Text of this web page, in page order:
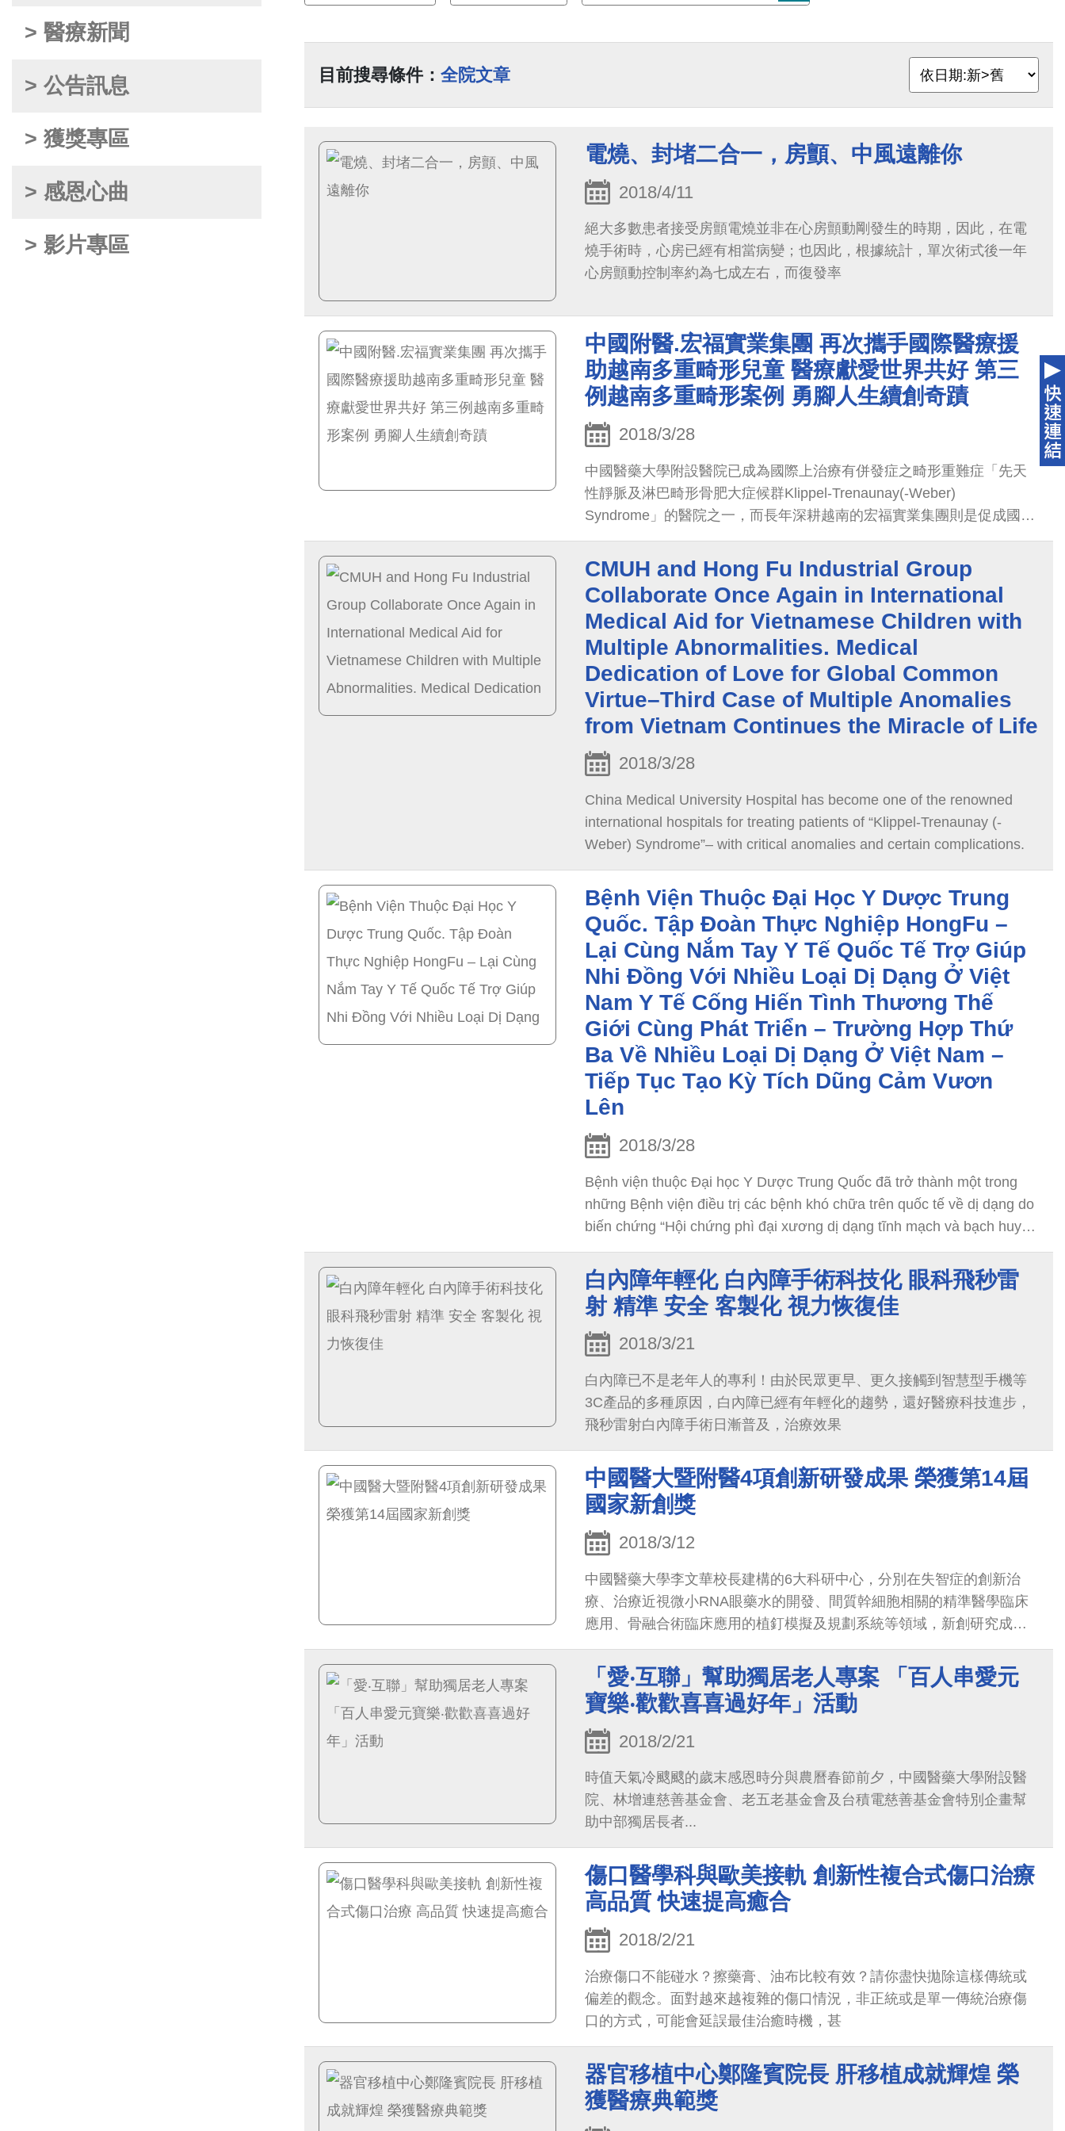
> 醫療新聞
> 公告訊息
> 獲獎專區
> 感恩心曲
> 影片專區
目前搜尋條件： 全院文章
電燒、封堵二合一，房顫、中風遠離你
2018/4/11
絕大多數患者接受房顫電燒並非在心房顫動剛發生的時期，因此，在電
燒手術時，心房已經有相當病變；也因此，根據統計，單次術式後一年
心房顫動控制率約為七成左右，而復發率
中國附醫.宏福實業集團 再次攜手國際醫療援
助越南多重畸形兒童 醫療獻愛世界共好 第三
例越南多重畸形案例 勇腳人生續創奇蹟
2018/3/28
中國醫藥大學附設醫院已成為國際上治療有併發症之畸形重難症「先天
性靜脈及淋巴畸形骨肥大症候群Klippel-Trenaunay(-Weber)
Syndrome」的醫院之一，而長年深耕越南的宏福實業集團則是促成國際
醫療援助案例
CMUH and Hong Fu Industrial Group
Collaborate Once Again in International
Medical Aid for Vietnamese Children with
Multiple Abnormalities. Medical
Dedication of Love for Global Common
Virtue–Third Case of Multiple Anomalies
from Vietnam Continues the Miracle of Life
2018/3/28
China Medical University Hospital has become one of the renowned
international hospitals for treating patients of “Klippel-Trenaunay (-
Weber) Syndrome”– with critical anomalies and certain complications.
Bệnh Viện Thuộc Đại Học Y Dược Trung
Quốc. Tập Đoàn Thực Nghiệp HongFu –
Lại Cùng Nắm Tay Y Tế Quốc Tế Trợ Giúp
Nhi Đồng Với Nhiều Loại Dị Dạng Ở Việt
Nam Y Tế Cống Hiến Tình Thương Thế
Giới Cùng Phát Triển – Trường Hợp Thứ
Ba Về Nhiều Loại Dị Dạng Ở Việt Nam –
Tiếp Tục Tạo Kỳ Tích Dũng Cảm Vươn
Lên
2018/3/28
Bệnh viện thuộc Đại học Y Dược Trung Quốc đã trở thành một trong
những Bệnh viện điều trị các bệnh khó chữa trên quốc tế về dị dạng do
biến chứng “Hội chứng phì đại xương dị dạng tĩnh mạch và bạch huyết
bẩm sinh Klippel-Trenaunay(-Weber) Syndrome”
白內障年輕化 白內障手術科技化 眼科飛秒雷
射 精準 安全 客製化 視力恢復佳
2018/3/21
白內障已不是老年人的專利！由於民眾更早、更久接觸到智慧型手機等
3C產品的多種原因，白內障已經有年輕化的趨勢，還好醫療科技進步，
飛秒雷射白內障手術日漸普及，治療效果
中國醫大暨附醫4項創新研發成果 榮獲第14屆
國家新創獎
2018/3/12
中國醫藥大學李文華校長建構的6大科研中心，分別在失智症的創新治
療、治療近視微小RNA眼藥水的開發、間質幹細胞相關的精準醫學臨床
應用、骨融合術臨床應用的植釘模擬及規劃系統等領域，新創研究成果
豐碩
「愛‧互聯」幫助獨居老人專案 「百人串愛元
寶樂‧歡歡喜喜過好年」活動
2018/2/21
時值天氣冷颼颼的歲末感恩時分與農曆春節前夕，中國醫藥大學附設醫
院、林增連慈善基金會、老五老基金會及台積電慈善基金會特別企畫幫
助中部獨居長者...
傷口醫學科與歐美接軌 創新性複合式傷口治療
高品質 快速提高癒合
2018/2/21
治療傷口不能碰水？擦藥膏、油布比較有效？請你盡快拋除這樣傳統或
偏差的觀念。面對越來越複雜的傷口情況，非正統或是單一傳統治療傷
口的方式，可能會延誤最佳治癒時機，甚
器官移植中心鄭隆賓院長 肝移植成就輝煌 榮
獲醫療典範獎